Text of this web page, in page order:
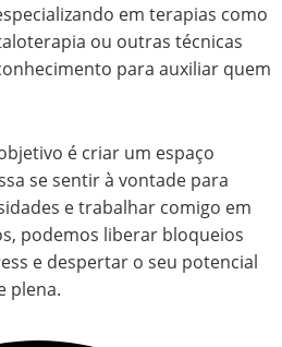
em terapias como
ou outras técnicas
para auxiliar quem
é criar um espaço
se sentir à vontade para
e trabalhar comigo em
podemos liberar bloqueios
e despertar o seu potencial
plena.